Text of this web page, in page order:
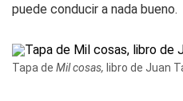
puede conducir a nada bueno.
Tapa de Mil cosas, libro de Juan